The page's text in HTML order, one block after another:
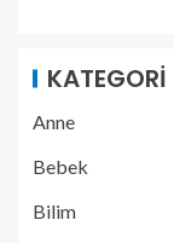
KATEGORI
Anne
Bebek
Bilim